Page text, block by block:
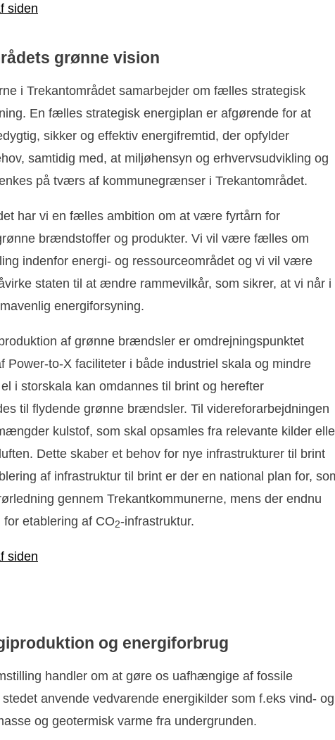
siden
grønne vision
i Trekantområdet samarbejder om fælles strategisk
En fælles strategisk energiplan er afgørende for at
sikker og effektiv energifremtid, der opfylder
samtidig med, at miljøhensyn og erhvervsudvikling og
på tværs af kommunegrænser i Trekantområdet.
har vi en fælles ambition om at være fyrtårn for
brændstoffer og produkter. Vi vil være fælles om
indenfor energi- og ressourceområdet og vi vil være
staten til at ændre rammevilkår, som sikrer, at vi når i
energiforsyning.
af grønne brændsler er omdrejningspunktet
Power-to-X faciliteter i både industriel skala og mindre
i storskala kan omdannes til brint og herefter
til flydende grønne brændsler. Til videreforarbejdningen
kulstof, som skal opsamles fra relevante kilder
Dette skaber et behov for nye infrastrukturer til brint
af infrastruktur til brint er der en national plan for,
gennem Trekantkommunerne, mens der endnu
for etablering af CO2-infrastruktur.
siden
og energiforbrug
handler om at gøre os uafhængige af fossile
anvende vedvarende energikilder som f.eks vind- og
og geotermisk varme fra undergrunden.